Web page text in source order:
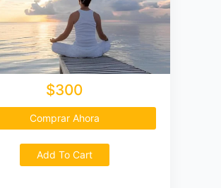
$300
Comprar Ahora
Add To Cart